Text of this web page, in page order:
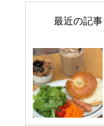
最近の記事